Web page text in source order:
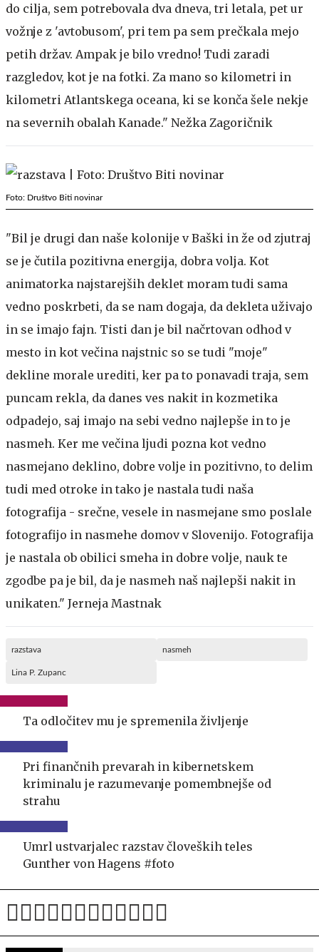
do cilja, sem potrebovala dva dneva, tri letala, pet ur
vožnje z 'avtobusom', pri tem pa sem prečkala mejo
petih držav. Ampak je bilo vredno! Tudi zaradi
razgledov, kot je na fotki. Za mano so kilometri in
kilometri Atlantskega oceana, ki se konča šele nekje
na severnih obalah Kanade." Nežka Zagoričnik
Foto: Društvo Biti novinar
"Bil je drugi dan naše kolonije v Baški in že od zjutraj
se je čutila pozitivna energija, dobra volja. Kot
animatorka najstarejših deklet moram tudi sama
vedno poskrbeti, da se nam dogaja, da dekleta uživajo
in se imajo fajn. Tisti dan je bil načrtovan odhod v
mesto in kot večina najstnic so se tudi "moje"
dekline morale urediti, ker pa to ponavadi traja, sem
puncam rekla, da danes ves nakit in kozmetika
odpadejo, saj imajo na sebi vedno najlepše in to je
nasmeh. Ker me večina ljudi pozna kot vedno
nasmejano deklino, dobre volje in pozitivno, to delim
tudi med otroke in tako je nastala tudi naša
fotografija - srečne, vesele in nasmejane smo poslale
fotografijo in nasmehe domov v Slovenijo. Fotografija
je nastala ob obilici smeha in dobre volje, nauk te
zgodbe pa je bil, da je nasmeh naš najlepši nakit in
unikaten." Jerneja Mastnak
razstava nasmeh
Lina P. Zupanc
Ta odločitev mu je spremenila življenje
Pri finančnih prevarah in kibernetskem
kriminalu je razumevanje pomembnejše od
strahu
Umrl ustvarjalec razstav človeških teles
Gunther von Hagens #foto